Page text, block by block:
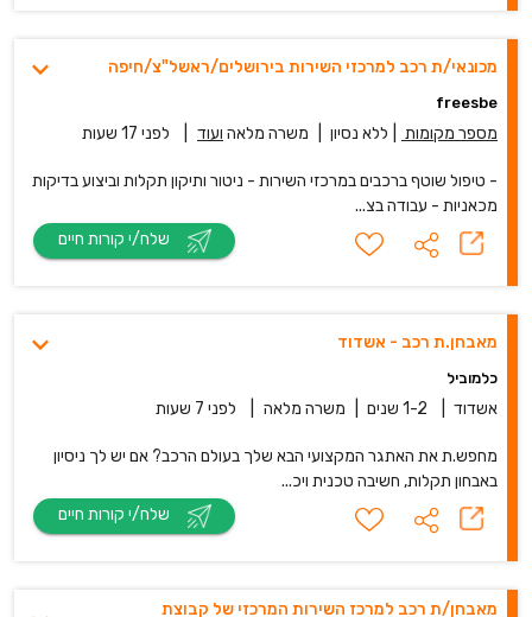
מכונאי/ת רכב למרכזי השירות בירושלים/ראשל"צ/חיפה
freesbe
מספר מקומות ללא נסיון משרה מלאה ועוד לפני 17 שעות
- טיפול שוטף ברכבים במרכזי השירות - ניטור ותיקון תקלות וביצוע בדיקות
מכאניות - עבודה בצ...
מאבחן.ת רכב - אשדוד
כלמוביל
אשדוד 1-2 שנים משרה מלאה לפני 7 שעות
מחפש.ת את האתגר המקצועי הבא שלך בעולם הרכב? אם יש לך ניסיון
באבחון תקלות, חשיבה טכנית ויכ...
מאבחן/ת רכב למרכז השירות המרכזי של קבוצת